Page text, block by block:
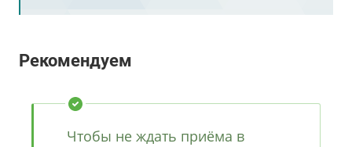
Рекомендуем
Чтобы не ждать приёма в